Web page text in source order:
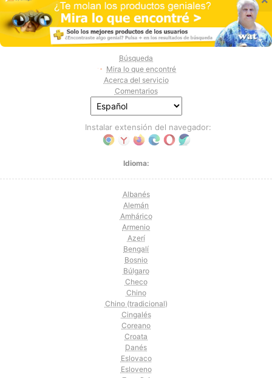
Búsqueda
Mira lo que encontré
Acerca del servicio
Comentarios
Instalar extensión del navegador:
Idioma:
Albanés
Alemán
Amhárico
Armenio
Azerí
Bengalí
Bosnio
Búlgaro
Checo
Chino
Chino (tradicional)
Cingalés
Coreano
Croata
Danés
Eslovaco
Esloveno